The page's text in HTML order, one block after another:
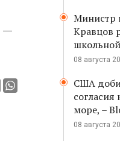
—
Министр
Кравцов
08 августа
США
море, –
08 августа